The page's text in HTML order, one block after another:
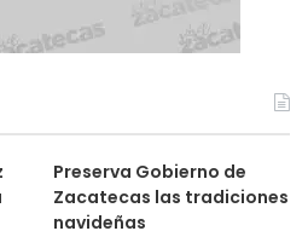
Preserva Gobierno de
Zacatecas las tradiciones
navideñas